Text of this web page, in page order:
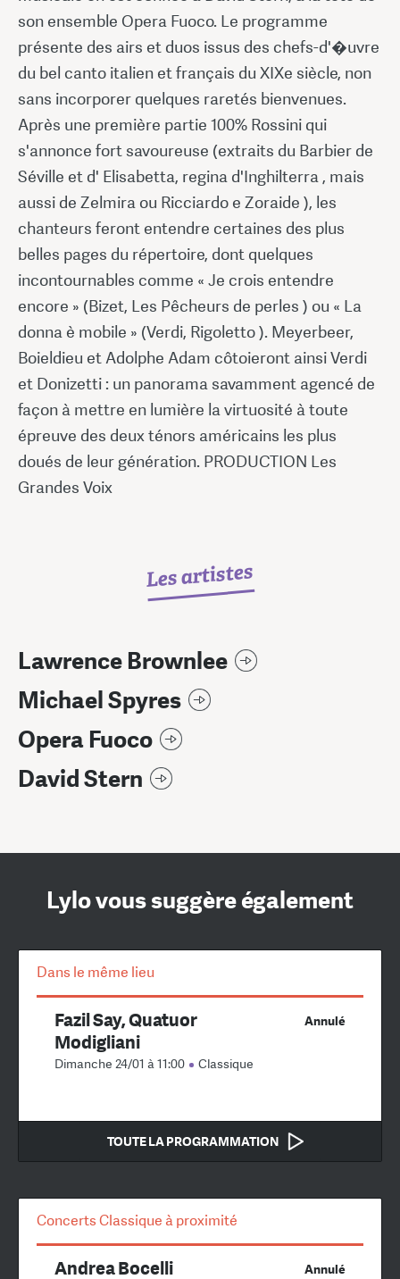
son ensemble Opera Fuoco. Le programme
présente des airs et duos issus des chefs-d'�uvre
du bel canto italien et français du XIXe siècle, non
sans incorporer quelques raretés bienvenues.
Après une première partie 100% Rossini qui
s'annonce fort savoureuse (extraits du Barbier de
Séville et d' Elisabetta, regina d'Inghilterra , mais
aussi de Zelmira ou Ricciardo e Zoraide ), les
chanteurs feront entendre certaines des plus
belles pages du répertoire, dont quelques
incontournables comme « Je crois entendre
encore » (Bizet, Les Pêcheurs de perles ) ou « La
donna è mobile » (Verdi, Rigoletto ). Meyerbeer,
Boieldieu et Adolphe Adam côtoieront ainsi Verdi
et Donizetti : un panorama savamment agencé de
façon à mettre en lumière la virtuosité à toute
épreuve des deux ténors américains les plus
doués de leur génération. PRODUCTION Les
Grandes Voix
Les artistes
Lawrence Brownlee
Michael Spyres
Opera Fuoco
David Stern
Lylo vous suggère également
Dans le même lieu
Annulé
Fazil Say, Quatuor
Modigliani
Dimanche 24/01 à 11:00 Classique
TOUTE LA PROGRAMMATION
Concerts Classique à proximité
Annulé
Andrea Bocelli